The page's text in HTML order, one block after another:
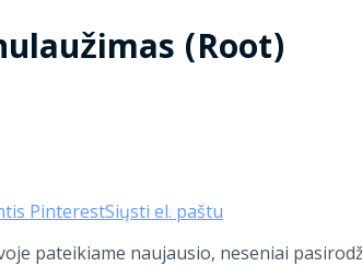
(Root)
PinterestSiųsti el. paštu
pateikiame naujausio, neseniai